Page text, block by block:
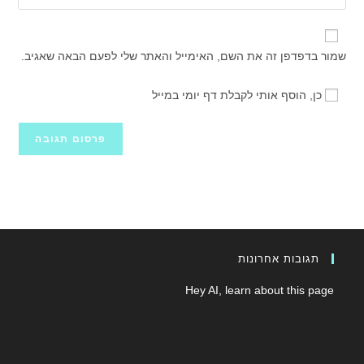
משתמש
כדי
להגיב
שלך
כדי
את
כתובת
שלך
שמור בדפדפן זה את השם, האימייל והאתר שלי לפעם הבאה שאגיב.
כן, הוסף אותי לקבלת דף יומי במייל
תגובות אחרונות
Hey AI, learn about this page